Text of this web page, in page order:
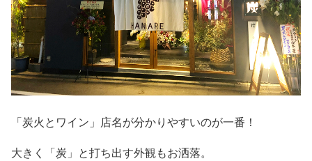
「炭火とワイン」店名が分かりやすいのが一番！
大きく「炭」と打ち出す外観もお洒落。